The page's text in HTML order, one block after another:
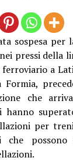
sospesa per
pressi della
a
Formia,
che
hanno
per
che